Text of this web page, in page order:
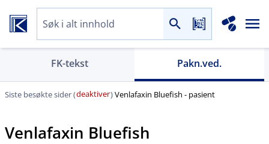
FK-tekst Pakn.ved.
Siste besøkte sider (deaktiver)Venlafaxin Bluefish - pasient
Venlafaxin Bluefish